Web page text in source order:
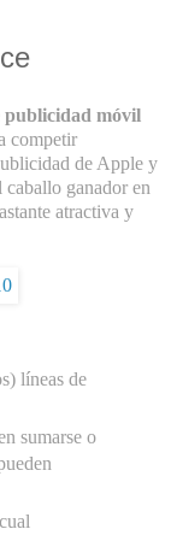
publicidad móvil
competir
de Apple y
ganador en
atractiva y
líneas de
sumarse o